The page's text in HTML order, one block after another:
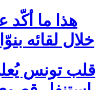
هذا ما أكّد
خلال لقائه
قلب تونس